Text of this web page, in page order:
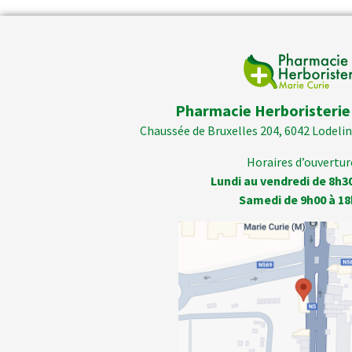
Pharmacie
Chaussée de Bruxelles 204, 6042
Horaires
Lundi au vendredi de
Samedi de 9h00 à